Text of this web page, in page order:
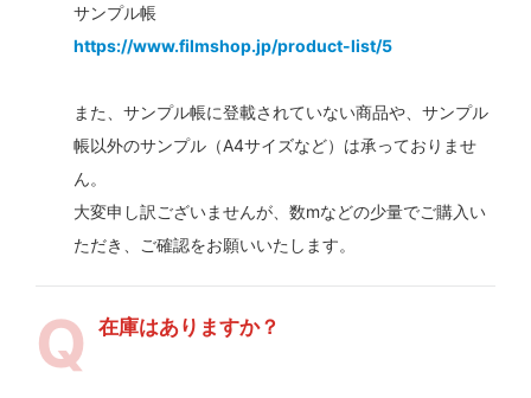
サンプル帳
https://www.filmshop.jp/product-list/5
また、サンプル帳に登載されていない商品や、サンプル
帳以外のサンプル（A4サイズなど）は承っておりませ
ん。
大変申し訳ございませんが、数mなどの少量でご購入い
ただき、ご確認をお願いいたします。
在庫はありますか？